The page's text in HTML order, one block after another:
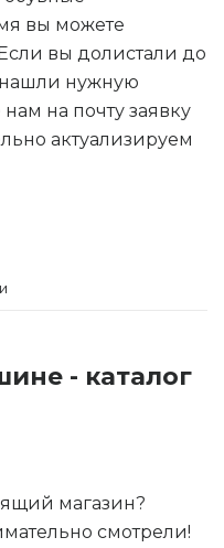
вы можете
вы долистали до
нужную
на почту заявку
актуализируем
- каталог
магазин?
смотрели!